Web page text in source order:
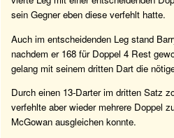
sein Gegner eben diese verfehlt hatte.
Auch im entscheidenden Leg stand
nachdem er 168 für Doppel 4 Rest
gelang mit seinem dritten Dart die
Durch einen 13-Darter im dritten Satz
verfehlte aber wieder mehrere Doppel
McGowan ausgleichen konnte.